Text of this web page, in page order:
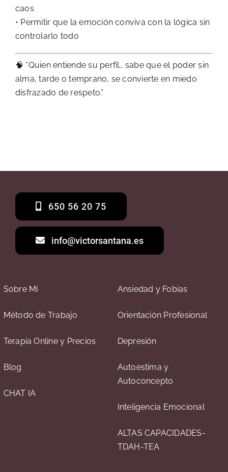
caos
• Permitir que la emoción conviva con la lógica sin
controlarlo todo
🧠 “Quien entiende su perfil… sabe que el poder sin
alma, tarde o temprano, se convierte en miedo
disfrazado de respeto.”
650 56 20 75
info@victorsantana.es
Sobre Mí
Método de Trabajo
Terapia Online y Precios
Blog
CHAT IA
Ansiedad y Fobias
Orientación Profesional
Depresión
Autoestima y
Autoconcepto
Inteligencia Emocional
ALTAS CAPACIDADES-
TDAH-TEA